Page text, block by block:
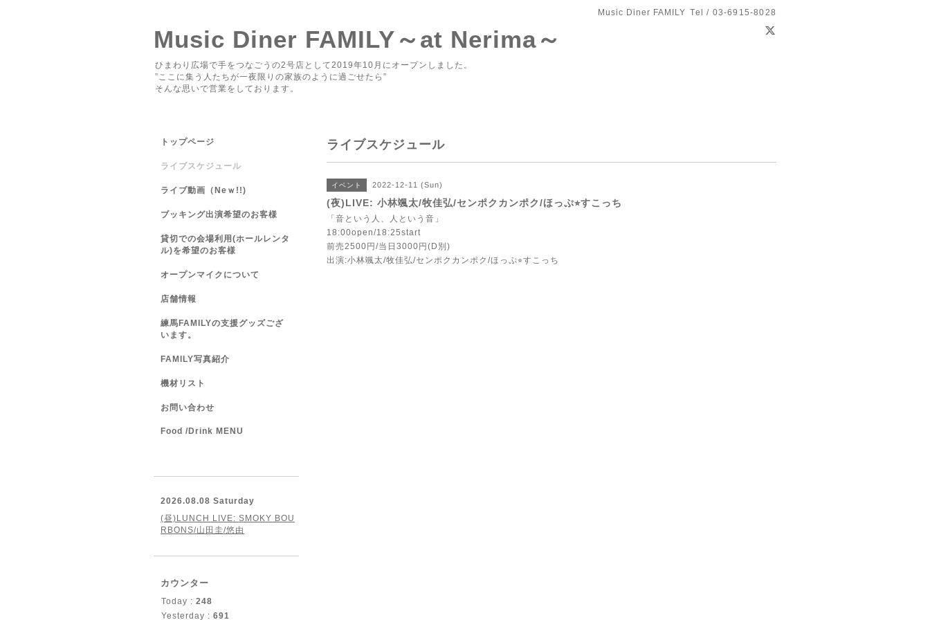
Music Diner FAMILY Tel / 03-6915-8028
Music Diner FAMILY～at Nerima～
ひまわり広場で手をつなごうの2号店として2019年10月にオープンしました。
”ここに集う人たちが一夜限りの家族のように過ごせたら”
そんな思いで営業をしております。
ライブスケジュール
イベント 2022-12-11 (Sun)
(夜)LIVE: 小林颯太/牧佳弘/センポクカンポク/ほっぷ⭐︎すこっち
「音という人、人という音」
18:00open/18:25start
前売2500円/当日3000円(D別)
出演:小林颯太/牧佳弘/センポクカンポク/ほっぷ⭐︎すこっち
トップページ
ライブスケジュール
ライブ動画（Neｗ!!)
ブッキング出演希望のお客様
貸切での会場利用(ホールレンタ
ル)を希望のお客様
オープンマイクについて
店舗情報
練馬FAMILYの支援グッズござ
います。
FAMILY写真紹介
機材リスト
お問い合わせ
Food /Drink MENU
2026.08.08 Saturday
(昼)LUNCH LIVE: SMOKY BOU
RBONS/山田圭/悠由
カウンター
Today : 248
Yesterday : 691